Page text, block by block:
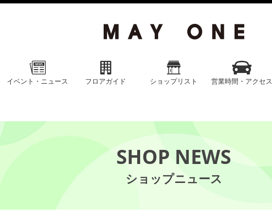
イベント・ニュース フロアガイド ショップリスト 営業時間・アクセス
SHOP NEWS